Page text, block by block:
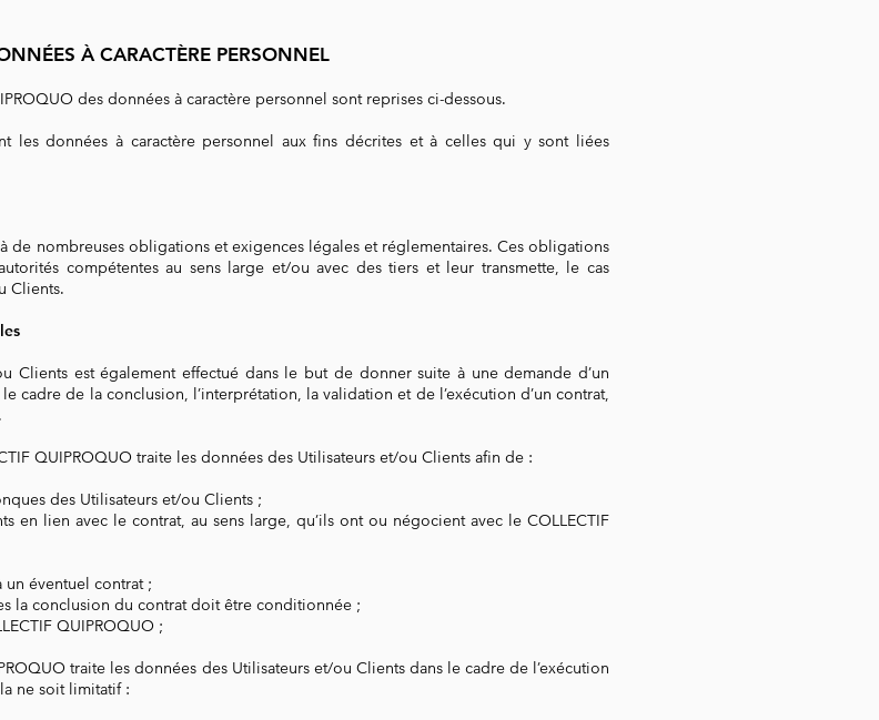
À CARACTÈRE PERSONNEL
des données à caractère personnel sont reprises ci-dessous.
les données à caractère personnel aux fins décrites et à celles qui y sont liées
de nombreuses obligations et exigences légales et réglementaires. Ces obligations
compétentes au sens large et/ou avec des tiers et leur transmette, le cas
Clients.
Clients est également effectué dans le but de donner suite à une demande d’un
cadre de la conclusion, l’interprétation, la validation et de l’exécution d’un contrat,
QUIPROQUO traite les données des Utilisateurs et/ou Clients afin de :
des Utilisateurs et/ou Clients ;
en lien avec le contrat, au sens large, qu’ils ont ou négocient avec le COLLECTIF
un éventuel contrat ;
la conclusion du contrat doit être conditionnée ;
QUIPROQUO ;
traite les données des Utilisateurs et/ou Clients dans le cadre de l’exécution
ne soit limitatif :